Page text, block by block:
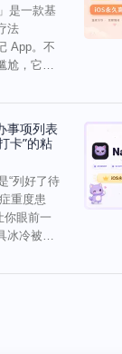
是一款基
法
App。不
尬，它通
事项列表
卡”的粘
“列好了待
重度患
你眼前一
冰冷被动